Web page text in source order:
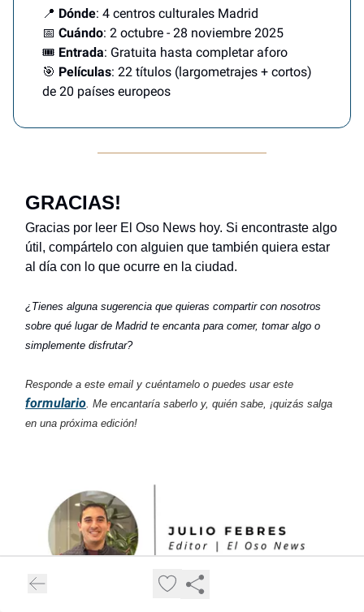
📍 Dónde: 4 centros culturales Madrid
📅 Cuándo: 2 octubre - 28 noviembre 2025
🎟️ Entrada: Gratuita hasta completar aforo
🎯 Películas: 22 títulos (largometrajes + cortos)
de 20 países europeos
GRACIAS!
Gracias por leer El Oso News hoy. Si encontraste algo
útil, compártelo con alguien que también quiera estar
al día con lo que ocurre en la ciudad.
¿Tienes alguna sugerencia que quieras compartir con nosotros
sobre qué lugar de Madrid te encanta para comer, tomar algo o
simplemente disfrutar?
Responde a este email y cuéntamelo o puedes usar este
formulario. Me encantaría saberlo y, quién sabe, ¡quizás salga
en una próxima edición!